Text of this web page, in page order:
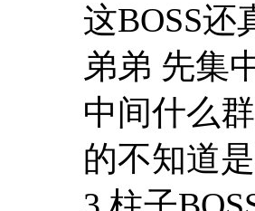
这BOSS还
弟弟 先集
中间什么
的不知道